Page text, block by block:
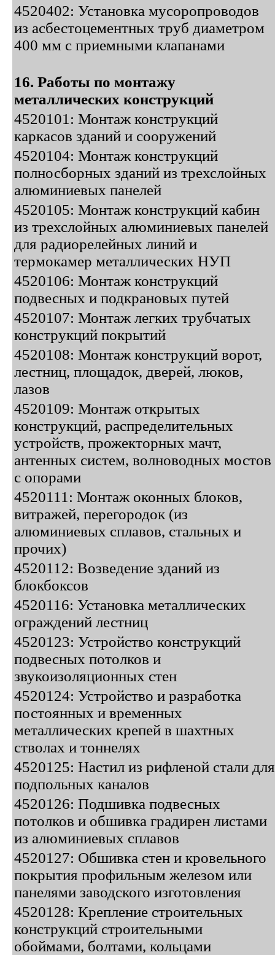
4520402: Установка мусоропроводов
из асбестоцементных труб диаметром
400 мм с приемными клапанами
16. Работы по монтажу
металлических конструкций
4520101: Монтаж конструкций
каркасов зданий и сооружений
4520104: Монтаж конструкций
полносборных зданий из трехслойных
алюминиевых панелей
4520105: Монтаж конструкций кабин
из трехслойных алюминиевых панелей
для радиорелейных линий и
термокамер металлических НУП
4520106: Монтаж конструкций
подвесных и подкрановых путей
4520107: Монтаж легких трубчатых
конструкций покрытий
4520108: Монтаж конструкций ворот,
лестниц, площадок, дверей, люков,
лазов
4520109: Монтаж открытых
конструкций, распределительных
устройств, прожекторных мачт,
антенных систем, волноводных мостов
с опорами
4520111: Монтаж оконных блоков,
витражей, перегородок (из
алюминиевых сплавов, стальных и
прочих)
4520112: Возведение зданий из
блокбоксов
4520116: Установка металлических
ограждений лестниц
4520123: Устройство конструкций
подвесных потолков и
звукоизоляционных стен
4520124: Устройство и разработка
постоянных и временных
металлических крепей в шахтных
стволах и тоннелях
4520125: Настил из рифленой стали для
подпольных каналов
4520126: Подшивка подвесных
потолков и обшивка градирен листами
из алюминиевых сплавов
4520127: Обшивка стен и кровельного
покрытия профильным железом или
панелями заводского изготовления
4520128: Крепление строительных
конструкций строительными
обоймами, болтами, кольцами